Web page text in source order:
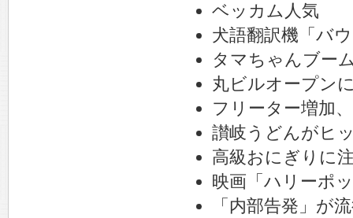
ベッカム人気
犬語翻訳機「バ
タマちゃんブー
丸ビルオープン
フリーター増加
讃岐うどんがヒ
高級おにぎりに
映画「ハリーポ
「内部告発」が